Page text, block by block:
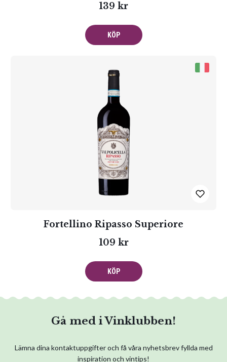
139 kr
KÖP
Fortellino Ripasso Superiore
109 kr
KÖP
Gå med i Vinklubben!
Lämna dina kontaktuppgifter och få våra nyhetsbrev fyllda med
inspiration och vintips!